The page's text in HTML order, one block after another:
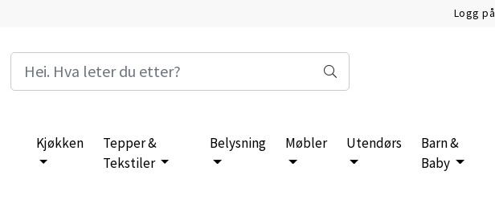
Logg på
Kjøkken
Tepper &
Tekstiler
Belysning Møbler Utendørs
Barn &
Baby